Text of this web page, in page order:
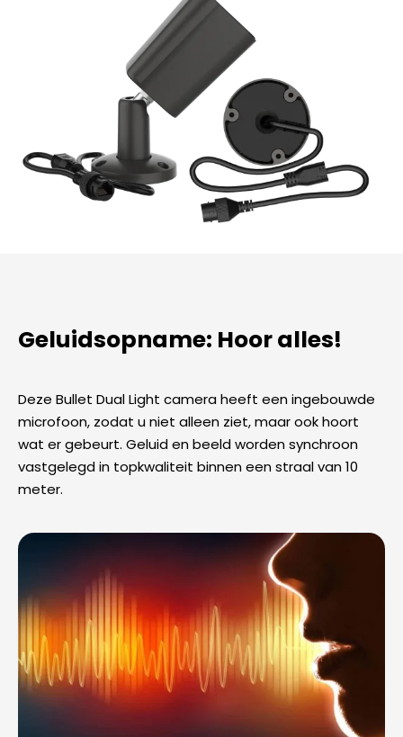
Geluidsopname: Hoor alles!
Deze Bullet Dual Light camera heeft een ingebouwde
microfoon, zodat u niet alleen ziet, maar ook hoort
wat er gebeurt. Geluid en beeld worden synchroon
vastgelegd in topkwaliteit binnen een straal van 10
meter.